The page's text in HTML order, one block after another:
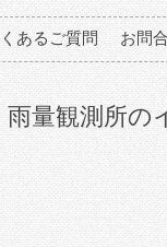
あるご質問 お問
雨量観測所の